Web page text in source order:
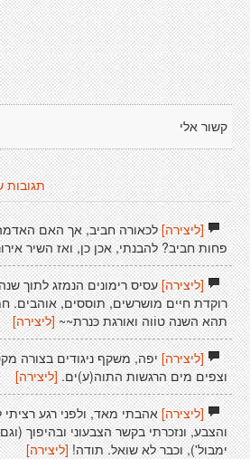
קשור אלי
תגובות
[ליצירה]לכאורה חביב, אך האם
פחות חביב? להבנתי, אכן כן, ואז השיר
[ליצירה]עסיס רימונים הנמזג לתוך
רוקדת חיים מושרשים, תוססים, אוהבים.
תהא השנה טוֹוה ואורגת כּנרת~~[ליצירה]
[ליצירה]יפה, משקף ניגודים בצורה
וצפים מים הרגשות התוה(ע)ים. [ליצירה]
[ליצירה]אהבתי מאד, ולפני רגע
והצבע, ונזכרתי בקשר הצבעוני ובהיפוך
ימבול'), וכבר לא שואל. תודה! [ליצירה]